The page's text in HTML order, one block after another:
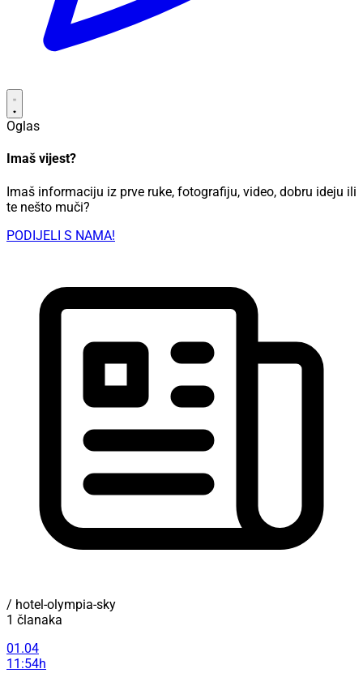
Oglas
Imaš vijest?
Imaš informaciju iz prve ruke, fotografiju, video, dobru ideju ili
te nešto muči?
PODIJELI S NAMA!
/ hotel-olympia-sky
1 članaka
01.04
11:54h